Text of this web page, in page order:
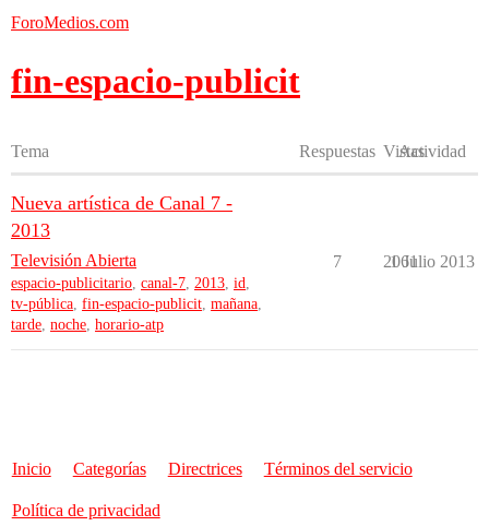
ForoMedios.com
fin-espacio-publicit
Tema Respuestas Vistas
Actividad
Nueva artística de Canal 7 -
2013
Televisión Abierta
espacio-publicitario, canal-7, 2013, id,
tv-pública, fin-espacio-publicit, mañana,
tarde, noche, horario-atp
7 2061
1 Julio 2013
Inicio Categorías Directrices Términos del servicio
Política de privacidad